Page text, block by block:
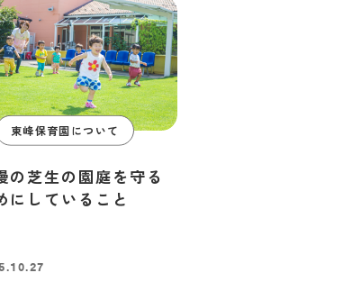
東峰保育園について
の芝生の園庭を守る
にしていること